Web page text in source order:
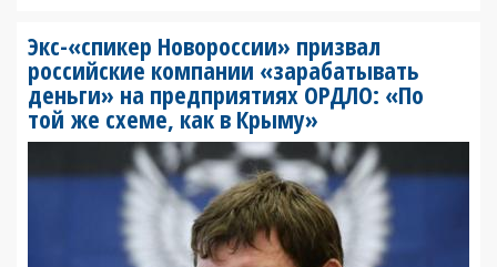
Экс-«спикер Новороссии» призвал
российские компании «зарабатывать
деньги» на предприятиях ОРДЛО: «По
той же схеме, как в Крыму»